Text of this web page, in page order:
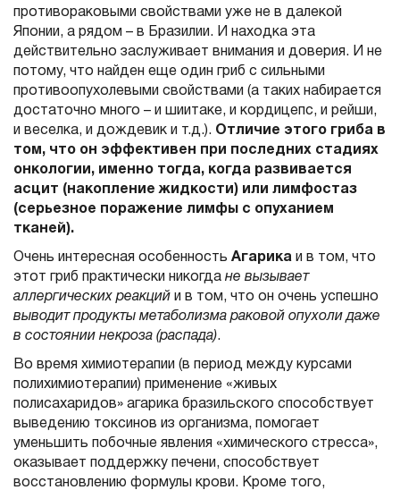
противораковыми свойствами уже не в далекой
Японии, а рядом – в Бразилии. И находка эта
действительно заслуживает внимания и доверия. И не
потому, что найден еще один гриб с сильными
противоопухолевыми свойствами (а таких набирается
достаточно много – и шиитаке, и кордицепс, и рейши,
и веселка, и дождевик и т.д.). Отличие этого гриба в
том, что он эффективен при последних стадиях
онкологии, именно тогда, когда развивается
асцит (накопление жидкости) или лимфостаз
(серьезное поражение лимфы с опуханием
тканей).
Очень интересная особенность Агарика и в том, что
этот гриб практически никогда не вызывает
аллергических реакций и в том, что он очень успешно
выводит продукты метаболизма раковой опухоли даже
в состоянии некроза (распада).
Во время химиотерапии (в период между курсами
полихимиотерапии) применение «живых
полисахаридов» агарика бразильского способствует
выведению токсинов из организма, помогает
уменьшить побочные явления «химического стресса»,
оказывает поддержку печени, способствует
восстановлению формулы крови. Кроме того,